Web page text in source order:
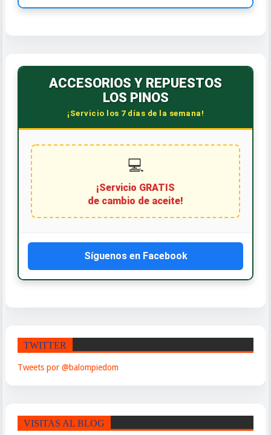
ACCESORIOS Y REPUESTOS
LOS PINOS
¡Servicio los 7 días de la semana!
💻
de cambio de aceite!
Síguenos en Facebook
TWITTER
Tweets por @balompiedom
VISITAS AL BLOG